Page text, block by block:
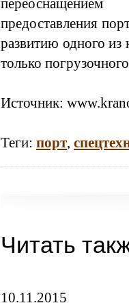
предоставления
развитию одного из
только
Источник:
Теги: порт,
Читать
10.11.2015